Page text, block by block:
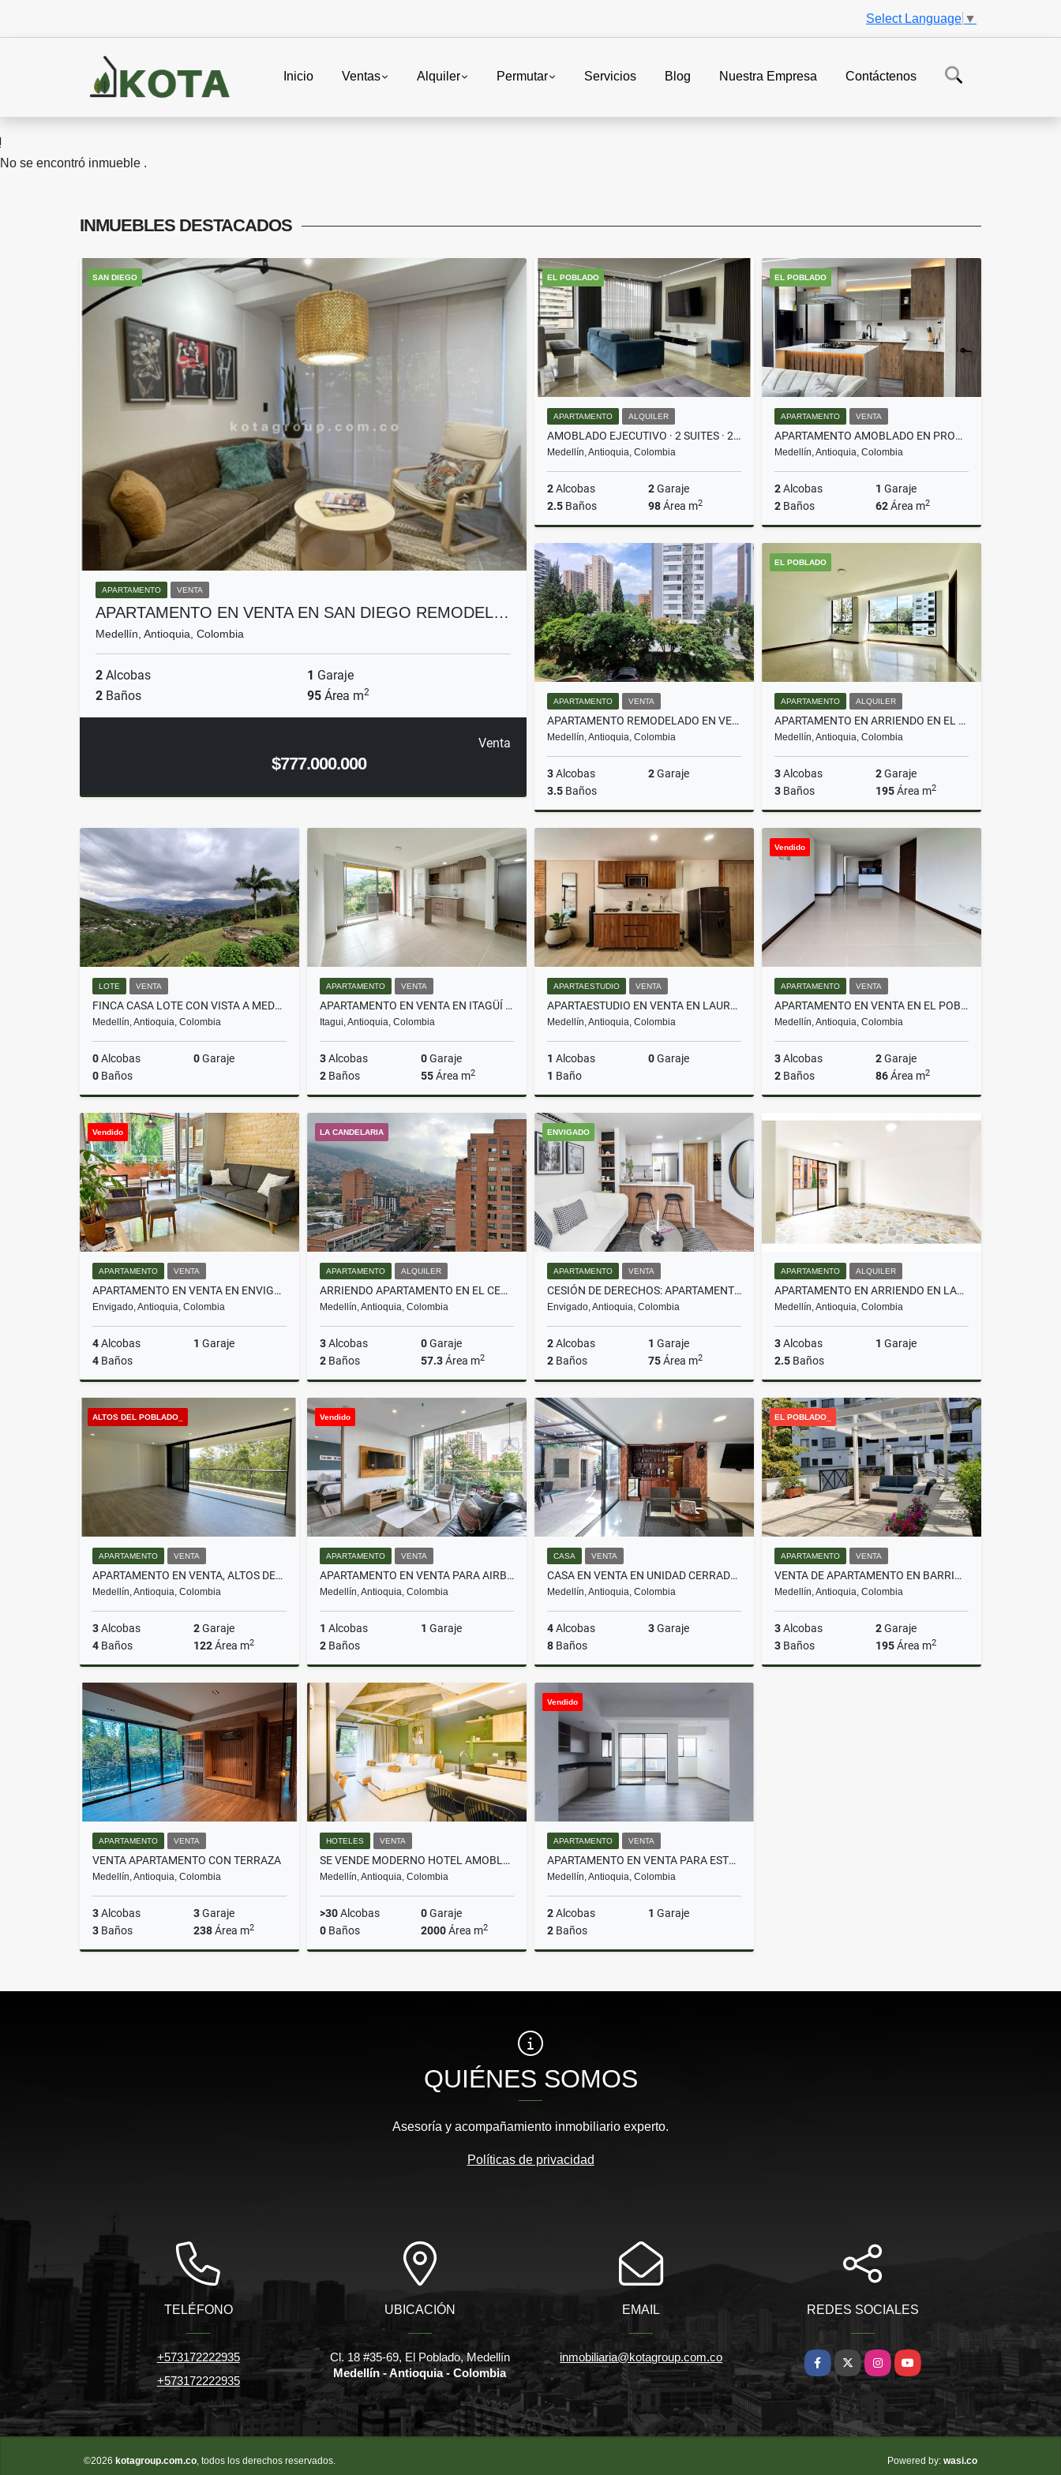
Select Language ▼
Inicio Ventas Alquiler Permutar Servicios Blog Nuestra Empresa Contáctenos
No se encontró inmueble .
INMUEBLES DESTACADOS
SAN DIEGO
APARTAMENTO VENTA
APARTAMENTO EN VENTA EN SAN DIEGO REMODEL…
Medellín, Antioquia, Colombia
2 Alcobas 1 Garaje
2 Baños 95 Área m2
Venta
$777.000.000
EL POBLADO
APARTAMENTO ALQUILER
AMOBLADO EJECUTIVO · 2 SUITES · 2 PARQ · ALEJANDRÍA EL POBLADO
Medellín, Antioquia, Colombia
2Alcobas 2Garaje
2.5 Baños 98Área m2
Alquiler
$5.800.000
EL POBLADO
APARTAMENTO VENTA
APARTAMENTO AMOBLADO EN PROVENZA – IDEAL PARA VIVIR O RENTAR AIRBNB
Medellín, Antioquia, Colombia
2Alcobas 1 Garaje
2 Baños 62Área m2
APARTAMENTO VENTA
APARTAMENTO REMODELADO EN VENTA EL POBLADO CASTROPOL
Medellín, Antioquia, Colombia
3Alcobas 2Garaje
3.5 Baños
Venta
EL POBLADO
APARTAMENTO ALQUILER
APARTAMENTO EN ARRIENDO EN EL BARRIO LA FLORIDA E POBLADO
Medellín, Antioquia, Colombia
3Alcobas 2Garaje
3 Baños 195Área m2
$6.100.000
LOTE VENTA
FINCA CASA LOTE CON VISTA A MEDELLIN VEREDA JARDIN
Medellín, Antioquia, Colombia
0Alcobas 0Garaje
0 Baños
Venta
$1.280.000.000
APARTAMENTO VENTA
APARTAMENTO EN VENTA EN ITAGÜÍ SECTOR EL AJISAL
Itagui, Antioquia, Colombia
3Alcobas 0Garaje
2 Baños 55Área m2
Venta
$329.000.000
APARTAESTUDIO VENTA
APARTAESTUDIO EN VENTA EN LAURELES PARA RENTAS CORTAS AIRBNB
Medellín, Antioquia, Colombia
1 Alcobas 0Garaje
1 Baño
$579.000.000
Vendido
APARTAMENTO VENTA
APARTAMENTO EN VENTA EN EL POBLADO LOMA DEL INDIO
Medellín, Antioquia, Colombia
3Alcobas 2Garaje
2 Baños 86Área m2
Venta
$599.000.000
Vendido
APARTAMENTO VENTA
APARTAMENTO EN VENTA EN ENVIGADO LOMA DEL CHOCHO
Envigado, Antioquia, Colombia
4Alcobas 1 Garaje
4 Baños
$950.000.000
LA CANDELARIA
APARTAMENTO ALQUILER
ARRIENDO APARTAMENTO EN EL CENTRO DE MEDELLÍN CON VISTA PANORÁMICA
Medellín, Antioquia, Colombia
3Alcobas 0Garaje
2 Baños 57.3Área m2
Alquiler
ENVIGADO
APARTAMENTO VENTA
CESIÓN DE DERECHOS: APARTAMENTO CON TERRAZA EN CIVITA ENVIGADO
Envigado, Antioquia, Colombia
2Alcobas 1 Garaje
2 Baños 75Área m2
$695.000.000
APARTAMENTO ALQUILER
APARTAMENTO EN ARRIENDO EN LAURELES SEGUNDO PARQUE
Medellín, Antioquia, Colombia
3Alcobas 1 Garaje
2.5 Baños
Alquiler
$4.000.000
ALTOS DEL POBLADO_
APARTAMENTO VENTA
APARTAMENTO EN VENTA, ALTOS DEL POBLADO, MEDELLÍN
Medellín, Antioquia, Colombia
3Alcobas 2Garaje
4 Baños 122Área m2
Venta
$1.470.000.000
Vendido
APARTAMENTO VENTA
APARTAMENTO EN VENTA PARA AIRBNB EN EL POBLADO
Medellín, Antioquia, Colombia
1 Alcobas 1 Garaje
2 Baños
Venta
$620.000.000
CASA VENTA
CASA EN VENTA EN UNIDAD CERRADA EL POBLADO EL TESORO UNIVERSIDAD CES
Medellín, Antioquia, Colombia
4Alcobas 3Garaje
8 Baños
Venta
EL POBLADO_
APARTAMENTO VENTA
VENTA DE APARTAMENTO EN BARRIO LA FLORIDA E POBLADO
Medellín, Antioquia, Colombia
3Alcobas 2Garaje
3 Baños 195Área m2
APARTAMENTO VENTA
VENTA APARTAMENTO CON TERRAZA
Medellín, Antioquia, Colombia
3Alcobas 3Garaje
3 Baños 238Área m2
$2.600.000.000
HOTELES VENTA
SE VENDE MODERNO HOTEL AMOBLADO EN LAURELES
Medellín, Antioquia, Colombia
>30Alcobas 0Garaje
0 Baños 2000Área m2
$12.700.000.000
Vendido
APARTAMENTO VENTA
APARTAMENTO EN VENTA PARA ESTRENAR LAS PALMAS EL POBLADO
Medellín, Antioquia, Colombia
2Alcobas 1 Garaje
2 Baños
$580.000.000
QUIÉNES SOMOS
Asesoría y acompañamiento inmobiliario experto.
Políticas de privacidad
TELÉFONO
+573172222935
+573172222935
UBICACIÓN
Cl. 18 #35-69, El Poblado, Medellín
Medellín - Antioquia - Colombia
EMAIL
inmobiliaria@kotagroup.com.co
REDES SOCIALES
Facebook
X InstagramYouTube
©2026 kotagroup.com.co, todos los derechos reservados. Powered by: wasi.co